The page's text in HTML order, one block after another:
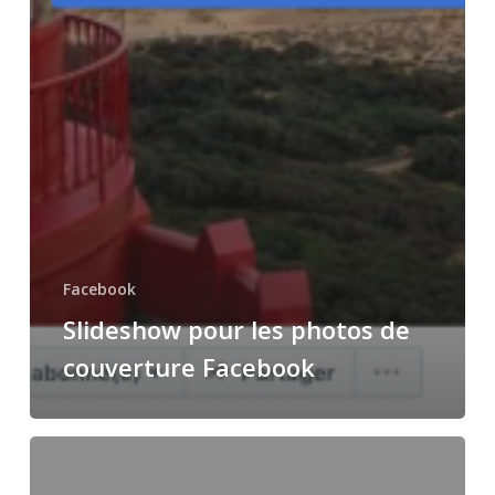
Facebook
Slideshow pour les photos de
couverture Facebook